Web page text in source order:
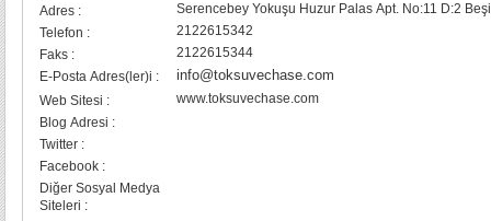
Adres :
Serencebey Yokuşu Huzur Palas Apt. No:11 D:2
Telefon :
2122615342
Faks :
2122615344
E-Posta Adres(ler)i :
info@toksuvechase.com
Web Sitesi :
www.toksuvechase.com
Blog Adresi :
Twitter :
Facebook :
Diğer Sosyal Medya
Siteleri :